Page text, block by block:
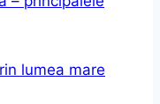
lumea mare